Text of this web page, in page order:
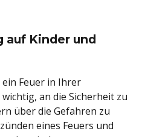
auf Kinder und
Feuer in Ihrer
an die Sicherheit zu
über die Gefahren zu
eines Feuers und